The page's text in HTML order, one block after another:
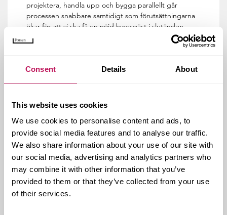
Consent Details About
This website uses cookies
We use cookies to personalise content and ads, to
provide social media features and to analyse our traffic.
We also share information about your use of our site with
our social media, advertising and analytics partners who
may combine it with other information that you’ve
provided to them or that they’ve collected from your use
of their services.
projektera, handla upp och bygga parallellt går
processen snabbare samtidigt som förutsättningarna
ökar för att vi ska få en nöjd hyresgäst i slutänden.
Hela byggnaden, där bland annat Svenska
invändigt och dessutom fått en ny fasad där den
– Det är en lång fasad som avviker helt från de andra
estetiskt, för att koppla ihop den befintliga
fastigheten med det nya bostadskvarteret som är
under uppbyggnad. Men även detta blev klart i tid –
det enda som återstod vid skolstart var viss
finplanering och enstaka utvändiga kompletteringar,
säger Johan Falemo.
Kund: Fabege